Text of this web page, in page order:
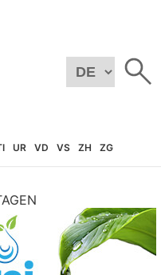
UR VD VS ZH ZG